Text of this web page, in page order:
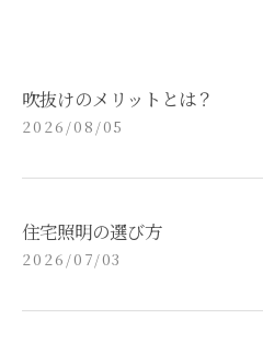
吹抜けのメリットとは？
2026/08/05
住宅照明の選び方
2026/07/03